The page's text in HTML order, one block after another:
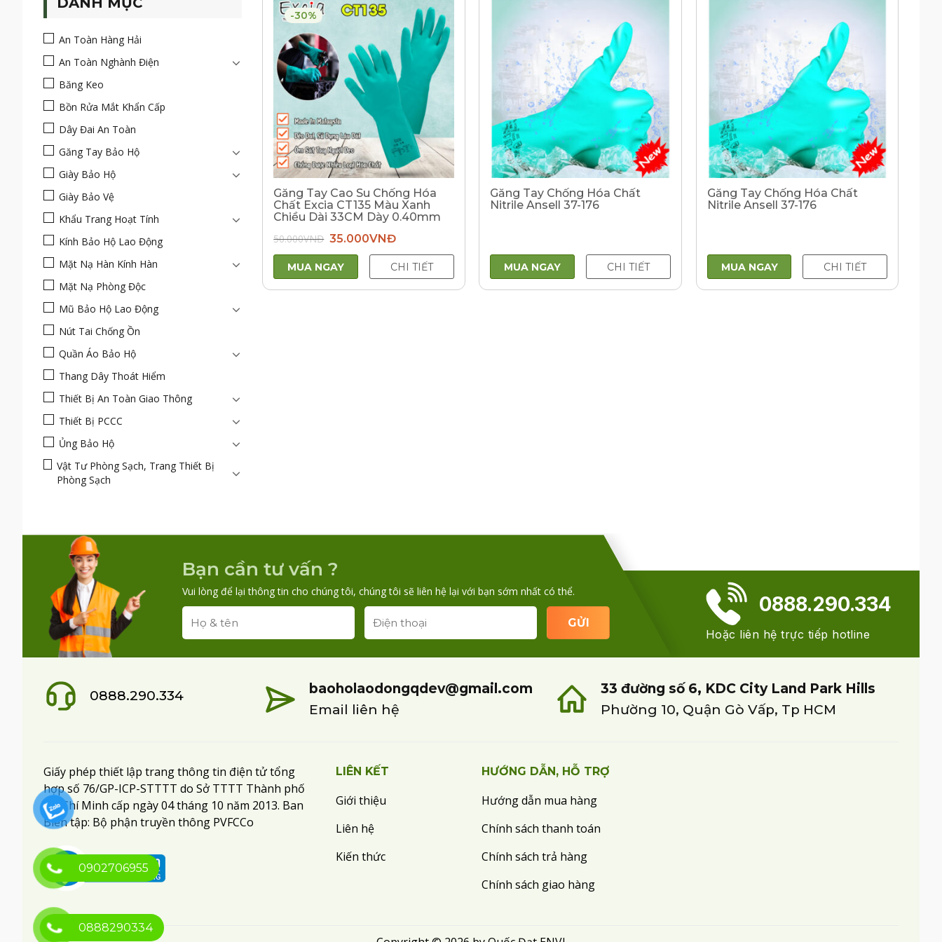
An Toàn Hàng Hải
An Toàn Nghành Điện
Băng Keo
Bồn Rửa Mắt Khẩn Cấp
Dây Đai An Toàn
Găng Tay Bảo Hộ
Giày Bảo Hộ
Giày Bảo Vệ
Khẩu Trang Hoạt Tính
Kính Bảo Hộ Lao Động
Mặt Nạ Hàn Kính Hàn
Mặt Nạ Phòng Độc
Mũ Bảo Hộ Lao Động
Nút Tai Chống Ồn
Quần Áo Bảo Hộ
Thang Dây Thoát Hiểm
Thiết Bị An Toàn Giao Thông
Thiết Bị PCCC
Ủng Bảo Hộ
Vật Tư Phòng Sạch, Trang Thiết Bị
Phòng Sạch
-30%
Găng Tay Cao Su Chống Hóa
Chất Excia CT135 Màu Xanh
Chiều Dài 33CM Dày 0.40mm
50.000VNĐ Giá
gốc
là:
50.000VNĐ.
35.000VNĐGiá
tại
là:
35.000VNĐ.
MUA NGAY CHI TIẾT
Găng Tay Chống Hóa Chất
Nitrile Ansell 37-176
MUA NGAY CHI TIẾT
Găng Tay Chống Hóa Chất
Nitrile Ansell 37-176
MUA NGAY CHI TIẾT
Bạn cần tư vấn ?
Vui lòng để lại thông tin cho chúng tôi, chúng tôi sẽ liên hệ lại với bạn sớm nhất có thể.
0888.290.334
Hoặc liên hệ trực tiếp hotline
0888.290.334
baoholaodongqdev@gmail.com
Email liên hệ
33 đường số 6, KDC City Land Park Hills
Phường 10, Quận Gò Vấp, Tp HCM
Giấy phép thiết lập trang thông tin điện tử tổng
hợp số 76/GP-ICP-STTTT do Sở TTTT Thành phố
Hồ Chí Minh cấp ngày 04 tháng 10 năm 2013. Ban
Biên tập: Bộ phận truyền thông PVFCCo
LIÊN KẾT
Giới thiệu
Liên hệ
Kiến thức
HƯỚNG DẪN, HỖ TRỢ
Hướng dẫn mua hàng
Chính sách thanh toán
Chính sách trả hàng
Chính sách giao hàng
0902706955
0888290334